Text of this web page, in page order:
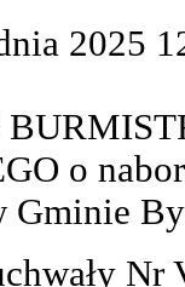
2025
o
Gminie